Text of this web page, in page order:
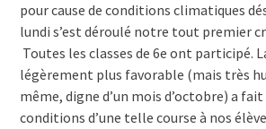
pour cause de conditions climatiques
lundi s’est déroulé notre tout premier
Toutes les classes de 6e ont participé.
légèrement plus favorable (mais très
même, digne d’un mois d’octobre) a
conditions d’une telle course à nos